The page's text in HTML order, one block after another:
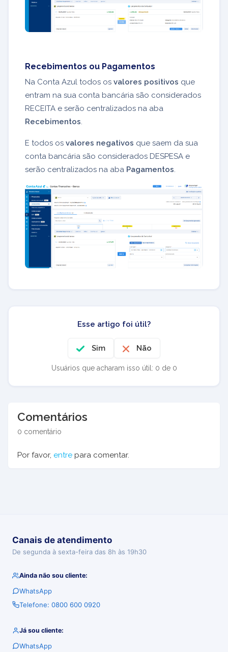
Recebimentos ou Pagamentos
Na Conta Azul todos os valores positivos que
entram na sua conta bancária são considerados
RECEITA e serão centralizados na aba
Recebimentos
E todos os valores negativos que saem da sua
conta bancária são considerados DESPESA e
serão centralizados na aba Pagamentos
Esse artigo foi útil?
Sim Não
Usuários que acharam isso útil: 0 de 0
Comentários
0 comentário
Por favor, entre para comentar.
Canais de atendimento
De segunda à sexta-feira das 8h às 19h30
Ainda não sou cliente:
WhatsApp
Telefone: 0800 600 0920
Já sou cliente:
WhatsApp